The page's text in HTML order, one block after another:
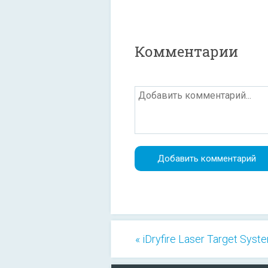
Комментарии
« iDryfire Laser Target